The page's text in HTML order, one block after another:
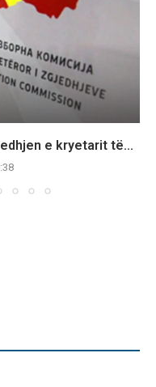
e kryetarit të...